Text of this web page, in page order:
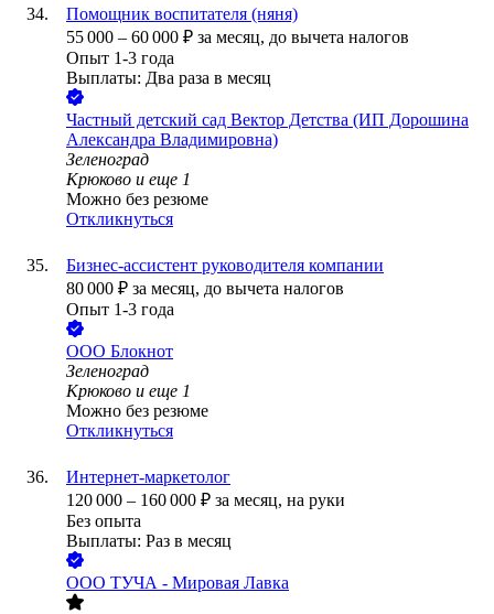
Помощник воспитателя (няня)
55 000 – 60 000 ₽ за месяц, до вычета налогов
Опыт 1-3 года
Выплаты: Два раза в месяц
Частный детский сад Вектор Детства (ИП Дорошина
Александра Владимировна)
Зеленоград
Крюково и еще 1
Можно без резюме
Откликнуться
Бизнес-ассистент руководителя компании
80 000 ₽ за месяц, до вычета налогов
Опыт 1-3 года
ООО Блокнот
Зеленоград
Крюково и еще 1
Можно без резюме
Откликнуться
Интернет-маркетолог
120 000 – 160 000 ₽ за месяц, на руки
Без опыта
Выплаты: Раз в месяц
ООО ТУЧА - Мировая Лавка